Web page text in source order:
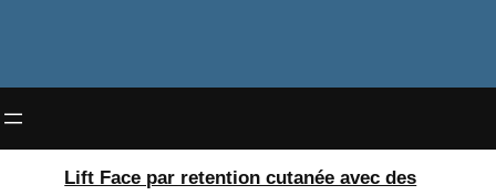
Lift Face par retention cutanée avec des